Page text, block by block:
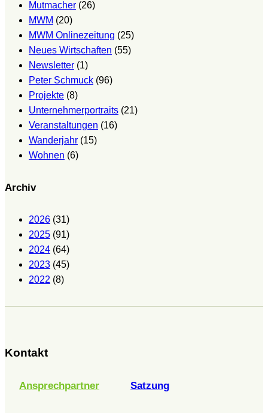
Mutmacher (26)
MWM (20)
MWM Onlinezeitung (25)
Neues Wirtschaften (55)
Newsletter (1)
Peter Schmuck (96)
Projekte (8)
Unternehmerportraits (21)
Veranstaltungen (16)
Wanderjahr (15)
Wohnen (6)
Archiv
2026 (31)
2025 (91)
2024 (64)
2023 (45)
2022 (8)
Kontakt
Ansprechpartner Satzung